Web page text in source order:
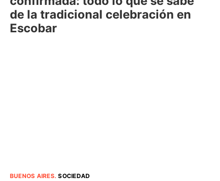
de la tradicional celebración en
Escobar
BUENOS AIRES.SOCIEDAD